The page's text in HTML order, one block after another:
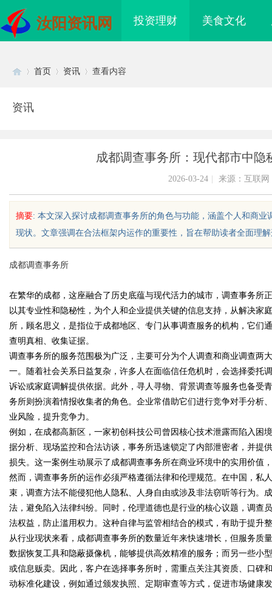
汝阳资讯网 投资理财 美食文化
!
首页 资讯 查看内容
资讯
成都调查事务所：现代都市中
2026-03-24 来源：互联网
摘要: 本文深入探讨成都调查事务所的角色与功能，涵盖个人和商
现状。文章强调在合法框架内运作的重要性，旨在帮助读者全面理
成都调查事务所
在繁华的成都，这座融合了历史底蕴与现代活力的城市，调查事务所
以其专业性和隐秘性，为个人和企业提供关键的信息支持，从解决家
所，顾名思义，是指位于成都地区、专门从事调查服务的机构，它们
查明真相、收集证据。
调查事务所的服务范围极为广泛，主要可分为个人调查和商业调查两
一。随着社会关系日益复杂，许多人在面临信任危机时，会选择委托
诉讼或家庭调解提供依据。此外，寻人寻物、背景调查等服务也备受
务所则扮演着情报收集者的角色。企业常借助它们进行竞争对手分析
业风险，提升竞争力。
例如，在成都高新区，一家初创科技公司曾因核心技术泄露而陷入困
据分析、现场监控和合法访谈，事务所迅速锁定了内部泄密者，并提
损失。这一案例生动展示了成都调查事务所在商业环境中的实用价值
然而，调查事务所的运作必须严格遵循法律和伦理规范。在中国，私
束，调查方法不能侵犯他人隐私、人身自由或涉及非法窃听等行为。
法，避免陷入法律纠纷。同时，伦理道德也是行业的核心议题，调查
法权益，防止滥用权力。这种自律与监管相结合的模式，有助于提升
从行业现状来看，成都调查事务所的数量近年来快速增长，但服务质
数据恢复工具和隐蔽摄像机，能够提供高效精准的服务；而另一些小
或信息贩卖。因此，客户在选择事务所时，需重点关注其资质、口碑
动标准化建设，例如通过颁发执照、定期审查等方式，促进市场健康
看电影的多种途径